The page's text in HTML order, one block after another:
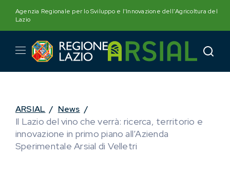
content
Agenzia Regionale per lo Sviluppo e l'Innovazione dell'Agricoltura del
Lazio
ARSIAL / News /
Il Lazio del vino che verrà: ricerca, territorio e
innovazione in primo piano all’Azienda
Sperimentale Arsial di Velletri